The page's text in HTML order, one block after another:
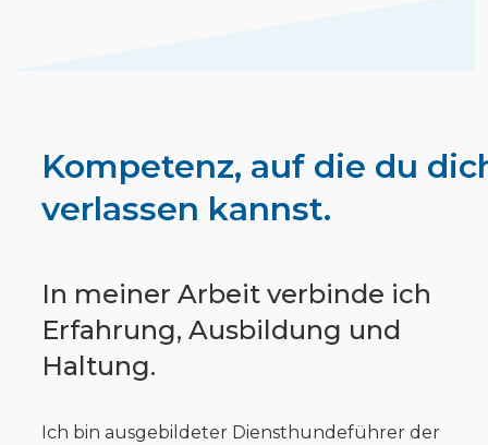
Kompetenz, auf die du
verlassen kannst.
In meiner Arbeit verbinde ich
Erfahrung, Ausbildung und
Haltung.
Ich bin ausgebildeter Diensthundeführer der